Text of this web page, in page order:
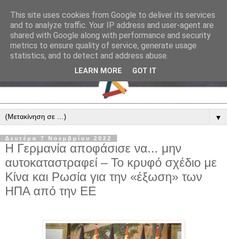
▼
Δευτέρα 7 Νοεμβρίου 2022
Η Γερμανία αποφάσισε να... μην
αυτοκαταστραφεί – Το κρυφό σχέδιο με
Κίνα και Ρωσία για την «έξωση» των
ΗΠΑ από την ΕΕ
This site uses cookies from Google to deliver its services
and to analyze traffic. Your IP address and user-agent are
shared with Google along with performance and security
metrics to ensure quality of service, generate usage
statistics, and to detect and address abuse.
LEARN MORE GOT IT